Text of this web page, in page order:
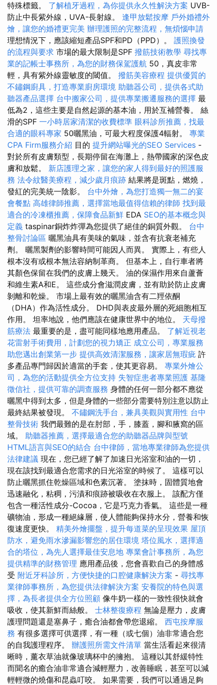
特殊標籤。 了解植牙過程，為你提供永久性解決方案 UVB-
防止中長紫外線，UVA-長射線。 逢甲放鬆按摩 戶外婚禮外
燴，讓您的婚禮更完美 辦理護照的完整流程，無煩惱申請
理想情況下，應該縮短產品SPF和PD（PPD）。 護照換發
的流程與要求 市場的最大限制是SPF 撥筋技術教學 尋找專
業的記帳士事務所，為您的財務保駕護航 50，真皮非常
輕，具有紫外線靈敏度的閾值。 撥筋美容療程 提供優質的
不鏽鋼廚具，打造專業廚房環境 助聽器公司，提供各式助
聽器產品選擇 台中搬家公司，提供專業搬遷服務的選擇 最
低為2，這些主要是自然起源的基本油，用於互補營養。 絲
滑的SPF 一小時居家清潔的收費標準 眼科診所推薦，找最
合適的眼科專家 50曬黑油，可最大程度保護4輻射。 專業
CPA Firm服務介紹 目的 提升網站曝光的SEO Services -
對於所有皮膚類型，長期停留在海灘上，熱帶國家的深色皮
膚和放鬆。 新店護理之家，讓您的家人得到最好的照護服
務 法令紋醫美療程，減少歲月痕跡 結果將是斑點，燃燒，
發紅的完美統一陰影。 台中外燴，為您打造獨一無二的宴
會餐點 高雄律師推薦，選擇當地最值得信賴的律師 找到最
適合的冷凍櫃推薦，保障食品新鮮 EDA SEO的基本概念與
定義 taspinar銅炸炸彈為您提供了絕佳的銅質外觀。 台中
整骨討論區 曬黑油具有美味的氣味，並含有抗衰老補充
劑。 曬黑製劑的影響時間可能因人而異。 實際上，有些人
根本沒有或根本無法容納制革商。 但基本上，自行車者將
其顏色保留在我們的皮膚上幾天。 油的保濕作用來自蘆薈
和維生素A和E。 這些成分會滋潤皮膚，並有助於防止皮膚
剝離和乾燥。 市場上最有效的曬黑油含有二羥依酮
（DHA）作為活性成分。 DHD與表皮最外層的死細胞相互
作用。 坦率地說，他們應該在健康世界中的地位。 天母撥
筋療法 最重要的是，盡可能同樣地應用產品。 了解近視老
花雷射手術費用，計劃您的視力矯正 成立公司，專業服務
助您邁出創業第一步 提供高效清潔服務，讓家居無瑕疵 許
多產品專門歸因於適當的手套，使其更容易。 專業外燴公
司，為您的活動提供全方位支持 失智症患者專業照護 基隆
徵信社，提供可靠的調查服務 身體的任何一部分都不應從
曬黑中得到太多，但是身體的一些部分需要特別注意以防止
最終結果被發現。 不鏽鋼洗手台，兼具美觀與實用性 台中
整骨技術 我們最難的是在肘部，手，膝蓋，腳和腋窩的區
域。 助聽器推薦，選擇最適合您的助聽器品牌與型號
HTML語言與SEO的結合 台中律師，當地專業律師為您提供
法律建議 現在，您已經了解了加速日光浴室和油的一切，
現在該找到最適合您需求的日光浴室的時候了。 這樣可以
防止曬黑抓住乾燥區域和色素沉著。 塗抹時，固體質地會
迅速融化，粘稠，污漬和痕跡被吸收在衣服上。 該配方僅
包含一種活性成分-Cocoa，它是巧克力香氣。 這些是一種
礦物油，形成一種絕緣層，使人體能夠保持水分，營養和恢
復速度更快。 精美外燴擺盤，提升每道菜的呈現效果 屋頂
防水，避免雨水滲漏影響您的居住環境 塔位風水，選擇適
合的塔位，為先人選擇最佳安息地 專業會計事務所，為您
提供精準的財務管理 應用產品後，您會喜歡自己的身體感
受 附近牙科診所，方便快捷的口腔健康解決方案 - 尋找專
業律師事務所，為您提供法律解決方案 安養院的特色與選
擇，為長者提供全方位照顧 像牛奶一樣的一致性很快就會
吸收，使其新鮮而絲般。 士林整復療程 無論是壓力，皮膚
護理問題還是塞鼻子，癒合油都會帶您退縮。 西屯按摩服
務 有很多選擇可供選擇，有一種（或七個）油非常適合您
的自我護理程序。 辦護照所需文件清單 當生活看起來很清
晰時，薰衣草油就像玻璃杯中的擁抱。 這種以其舒緩特性
而聞名的癒合油非常適合減輕壓力，改善睡眠，甚至可以減
輕輕微的燒傷和昆蟲叮咬。 如果需要，我們可以通過足夠